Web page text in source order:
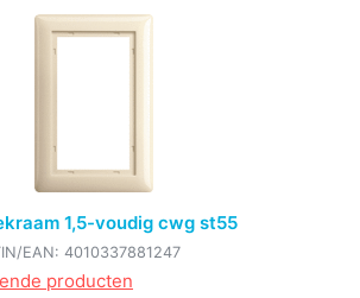
1,5-voudig cwg st55
EAN: 4010337881247
producten